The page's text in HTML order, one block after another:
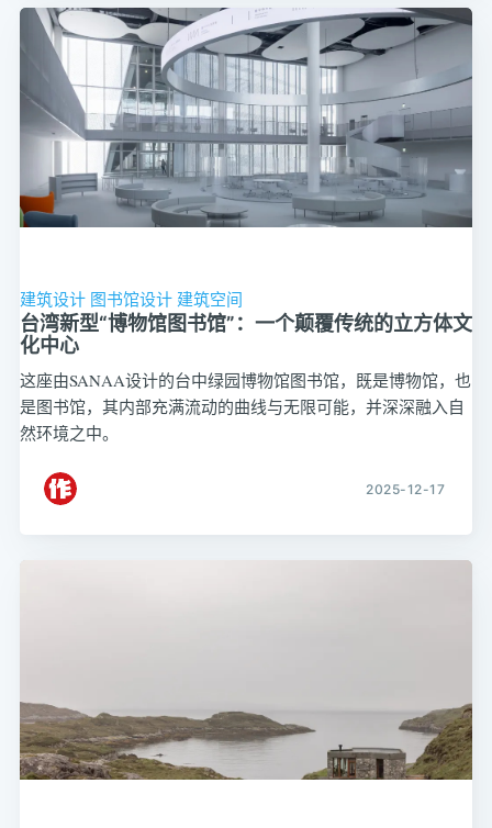
建筑设计 图书馆设计 建筑空间
台湾新型“博物馆图书馆”：一个颠覆传统的立方体文
化中心
这座由SANAA设计的台中绿园博物馆图书馆，既是博物馆，也
是图书馆，其内部充满流动的曲线与无限可能，并深深融入自
然环境之中。
2025-12-17